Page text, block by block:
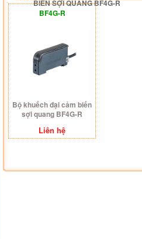
BIẾN SỢI QUANG BF4G-R
BF4G-R
Bộ khuếch đại cảm biến
sợi quang BF4G-R
Liên hệ